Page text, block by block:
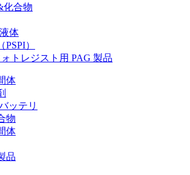
化合物
体
）
トレジスト用 PAG 製品
体
ッテリ
物
体
品